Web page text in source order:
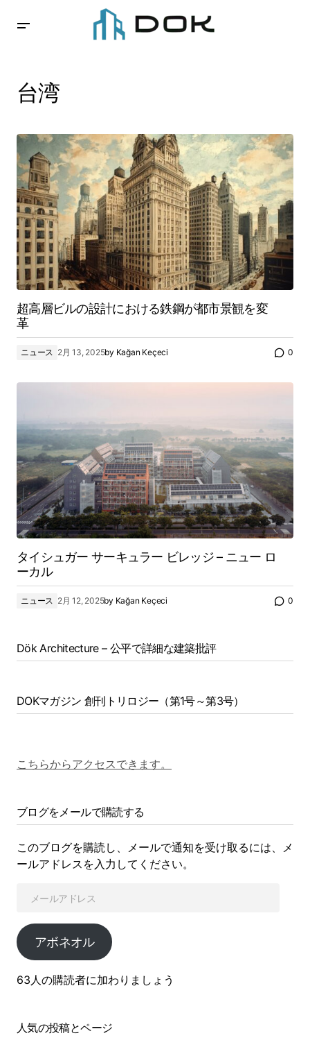
台湾
超高層ビルの設計における鉄鋼が都市景観を変
革
ニュース 2月 13, 2025by Kağan Keçeci 0
タイシュガー サーキュラー ビレッジ – ニュー ロ
ーカル
ニュース 2月 12, 2025by Kağan Keçeci 0
Dök Architecture – 公平で詳細な建築批評
DOKマガジン 創刊トリロジー（第1号～第3号）
こちらからアクセスできます。
ブログをメールで購読する
このブログを購読し、メールで通知を受け取るには、メ
ールアドレスを入力してください。
アボネオル
63人の購読者に加わりましょう
人気の投稿とページ